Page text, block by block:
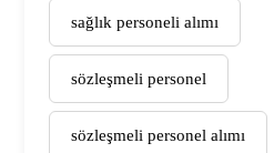
sağlık personeli alımı
sözleşmeli personel
sözleşmeli personel alımı